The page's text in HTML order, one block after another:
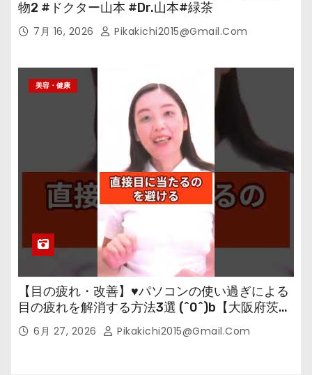
物2 #ドクター山本 #Dr.山本#緑茶
7月 16, 2026 Pikakichi2015@gmail.com
美容・健康
【目の疲れ・改善】♥パソコンの使い過ぎによる
目の疲れを解消する方法3選 (^0^)b【大阪府茨木
市の女性・美容鍼灸・整体師が教えます。】
6月 27, 2026 Pikakichi2015@gmail.com